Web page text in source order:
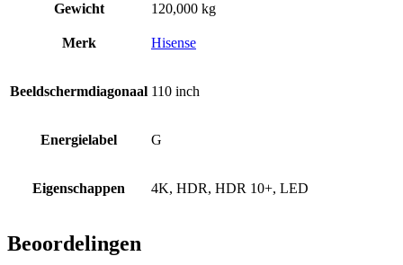
Gewicht 120,000 kg
Merk Hisense
Beeldschermdiagonaal 110 inch
Energielabel G
Eigenschappen 4K, HDR, HDR 10+, LED
Beoordelingen